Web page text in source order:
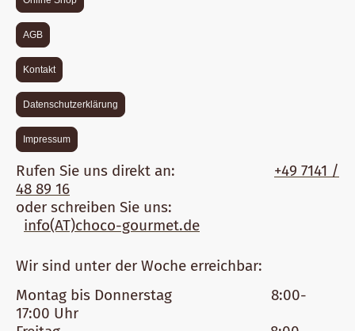
AGB
Kontakt
Datenschutzerklärung
Impressum
Rufen Sie uns direkt an: +49 7141 /
48 89 16
oder schreiben Sie uns:
info(AT)choco-gourmet.de
Wir sind unter der Woche erreichbar:
Montag bis Donnerstag 8:00-
17:00 Uhr